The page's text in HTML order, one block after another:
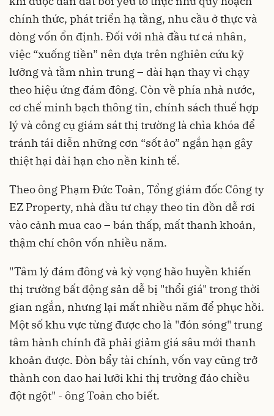
chính thức, phát triển hạ tầng, nhu cầu ở thực và
dòng vốn ổn định. Đối với nhà đầu tư cá nhân,
việc “xuống tiền” nên dựa trên nghiên cứu kỹ
lưỡng và tầm nhìn trung – dài hạn thay vì chạy
theo hiệu ứng đám đông. Còn về phía nhà nước,
cơ chế minh bạch thông tin, chính sách thuế hợp
lý và công cụ giám sát thị trường là chìa khóa để
tránh tái diễn những cơn “sốt ảo” ngắn hạn gây
thiệt hại dài hạn cho nền kinh tế.
Theo ông Phạm Đức Toản, Tổng giám đốc Công ty
EZ Property, nhà đầu tư chạy theo tin đồn dễ rơi
vào cảnh mua cao – bán thấp, mất thanh khoản,
thậm chí chôn vốn nhiều năm.
"Tâm lý đám đông và kỳ vọng hão huyền khiến
thị trường bất động sản dễ bị "thổi giá" trong thời
gian ngắn, nhưng lại mất nhiều năm để phục hồi.
Một số khu vực từng được cho là "đón sóng" trung
tâm hành chính đã phải giảm giá sâu mới thanh
khoản được. Đòn bẩy tài chính, vốn vay cũng trở
thành con dao hai lưỡi khi thị trường đảo chiều
đột ngột" - ông Toản cho biết.